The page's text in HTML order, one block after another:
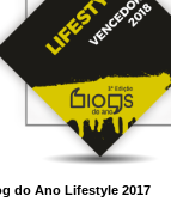
do Ano Lifestyle 2017